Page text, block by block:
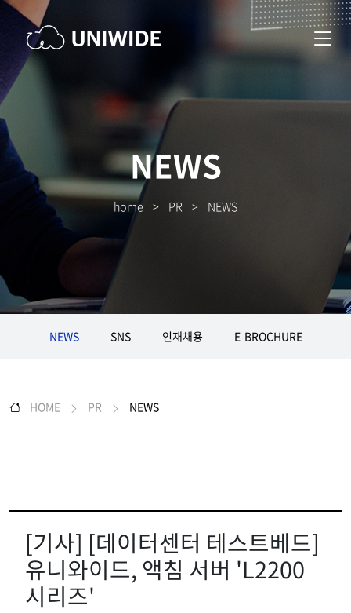
NEWS
home > PR > NEWS
NEWS SNS 인재채용 E-BROCHURE
HOME PR NEWS
[기사] [데이터센터 테스트베드]
유니와이드, 액침 서버 'L2200
시리즈'